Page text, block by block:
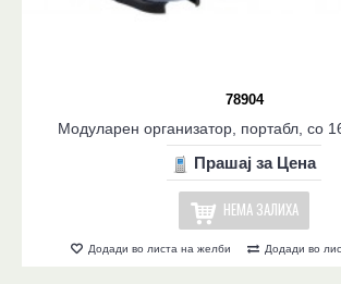
78904
Модуларен организатор, портабл, со
Прашај за Цена
НЕМА ЗАЛИХА
Додади во листа на желби Додади во